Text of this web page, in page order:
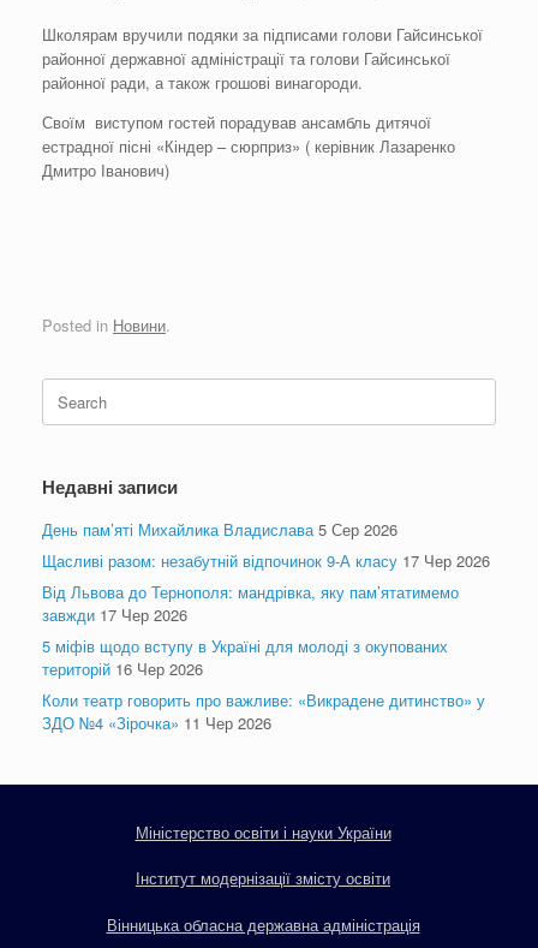
Школярам вручили подяки за підписами голови Гайсинської
районної державної адміністрації та голови Гайсинської
районної ради, а також грошові винагороди.
Своїм виступом гостей порадував ансамбль дитячої
естрадної пісні «Кіндер – сюрприз» ( керівник Лазаренко
Дмитро Іванович)
Posted in Новини.
Search
for:
Недавні записи
День пам’яті Михайлика Владислава 5 Сер 2026
Щасливі разом: незабутній відпочинок 9-А класу 17 Чер 2026
Від Львова до Тернополя: мандрівка, яку пам’ятатимемо
завжди 17 Чер 2026
5 міфів щодо вступу в Україні для молоді з окупованих
територій 16 Чер 2026
Коли театр говорить про важливе: «Викрадене дитинство» у
ЗДО №4 «Зірочка» 11 Чер 2026
Міністерство освіти і науки України
Інститут модернізації змісту освіти
Вінницька обласна державна адміністрація